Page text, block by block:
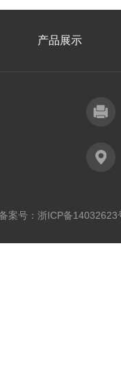
产品展示
案号： 浙ICP备14032623